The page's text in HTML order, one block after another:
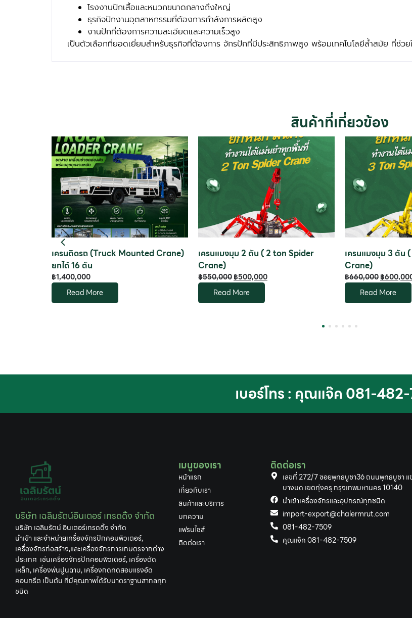
โรงงานปักเสื้อและหมวกขนาดกลางถึงใหญ่
ธุรกิจปักงานอุตสาหกรรมที่ต้องการกำลังการผลิตสูง
งานปักที่ต้องการความละเอียดและความเร็วสูง
เป็นตัวเลือกที่ยอดเยี่ยมสำหรับธุรกิจที่ต้องการ จักรปักที่มีประสิทธิภาพสูง พร้อมเทคโนโลยีล้ำสมัย ที่ช่ว
สินค้าที่เกี่ยวข้อง
เครนติดรถ (Truck Mounted Crane)
ยกได้ 16 ตัน
฿1,400,000
Read More
เครนแมงมุม 2 ตัน ( 2 ton Spider
Crane)
฿550,000฿500,000
Read More
เครนแมงมุม 3 ตัน
Crane)
฿660,000฿
Read More
45 6
เบอร์โทร : คุณแจ๊ค 081-
บริษัท เฉลิมรัตน์อินเตอร์ เทรดดิ้ง จำกัด
บริษัท เฉลิมรัตน์ อินเตอร์เทรดดิ้ง จำกัด
นำเข้า และจำหน่ายเครื่องจักรปักคอมพิวเตอร์,
เครื่องจักรก่อสร้าง,และเครื่องจักรการเกษตรจากต่าง
ประเทศ เช่นเครื่องจักรปักคอมพิวเตอร์, เครื่องตัด
เหล็ก, เครื่องพ่นปูนฉาบ, เครื่องกดทดสอบแรงอัด
คอนกรีต เป็นต้น ที่มีคุณภาพได้รับมาตราฐานสากลทุก
ชนิด
เมนูของเรา
หน้าแรก
เกี่ยวกับเรา
สินค้าและบริการ
บทความ
แฟรนไชส์
ติดต่อเรา
ติดต่อเรา
เลขที่ 272/7 ซอยพุทธบูชา36 ถนนพุทธบูชา แ
บางมด เขตทุ่งครุ กรุงเทพมหานคร 10140
นำเข้าเครื่องจักรและอุปกรณ์ทุกชนิด
import-export@chalermrut.com
081-482-7509
คุณแจ๊ค 081-482-7509